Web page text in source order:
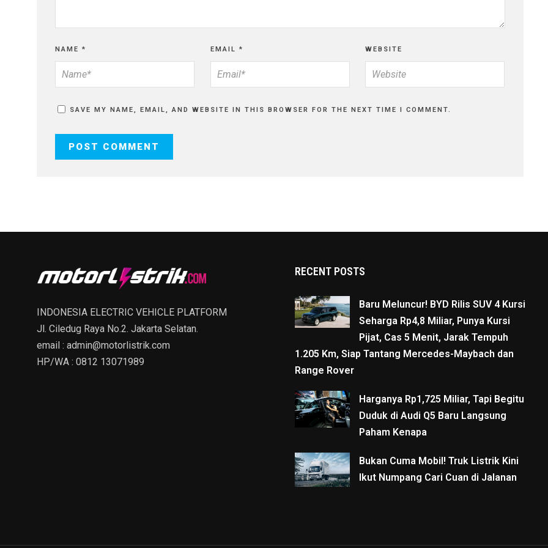
NAME * EMAIL * WEBSITE
SAVE MY NAME, EMAIL, AND WEBSITE IN THIS BROWSER FOR THE NEXT TIME I COMMENT.
INDONESIA ELECTRIC VEHICLE PLATFORM
Jl. Ciledug Raya No.2. Jakarta Selatan.
email : admin@motorlistrik.com
HP/WA : 0812 13071989
RECENT POSTS
Baru Meluncur! BYD Rilis SUV 4 Kursi
Seharga Rp4,8 Miliar, Punya Kursi
Pijat, Cas 5 Menit, Jarak Tempuh
1.205 Km, Siap Tantang Mercedes-Maybach dan
Range Rover
Harganya Rp1,725 Miliar, Tapi Begitu
Duduk di Audi Q5 Baru Langsung
Paham Kenapa
Bukan Cuma Mobil! Truk Listrik Kini
Ikut Numpang Cari Cuan di Jalanan